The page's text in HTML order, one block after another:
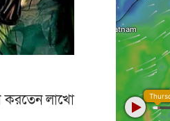
করতেন লাখো